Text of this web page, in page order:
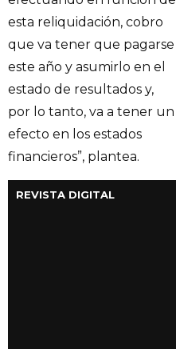
esta reliquidación, cobro
que va tener que pagarse
este año y asumirlo en el
estado de resultados y,
por lo tanto, va a tener un
efecto en los estados
financieros”, plantea.
REVISTA DIGITAL